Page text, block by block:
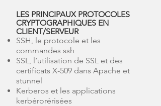
LES PRINCIPAUX PROTOCOLES
CRYPTOGRAPHIQUES EN
CLIENT/SERVEUR
SSH, le protocole et les
commandes ssh
SSL, l’utilisation de SSL et des
certificats X-509 dans Apache et
stunnel
Kerberos et les applications
kerbérorérisées